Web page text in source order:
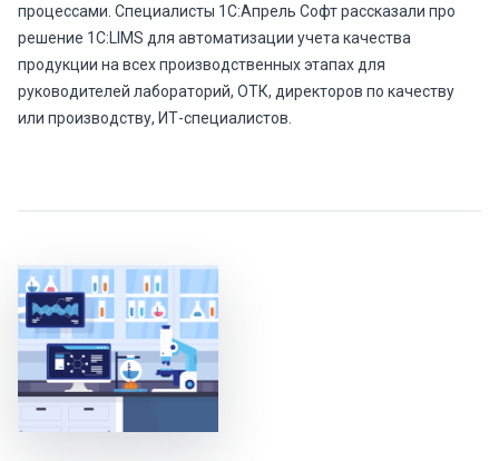
процессами. Специалисты 1С:Апрель Софт рассказали про
решение 1С:LIMS для автоматизации учета качества
продукции на всех производственных этапах для
руководителей лабораторий, ОТК, директоров по качеству
или производству, ИТ-специалистов.